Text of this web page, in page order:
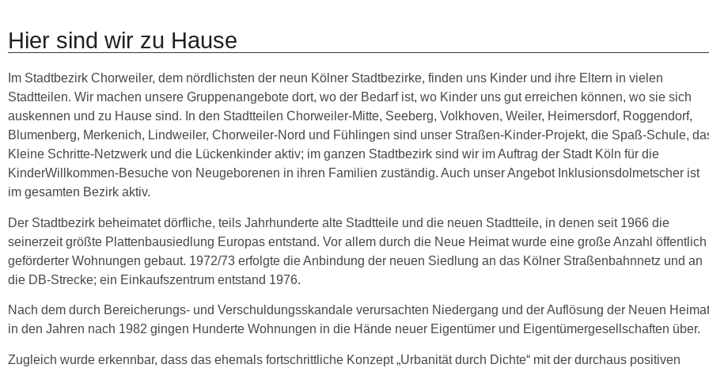
Hier sind wir zu Hause
Im Stadtbezirk Chorweiler, dem nördlichsten der neun Kölner Stadtbezirke, finden uns Kinder und ihre Eltern in vielen
Stadtteilen. Wir machen unsere Gruppenangebote dort, wo der Bedarf ist, wo Kinder uns gut erreichen können, wo sie sich
auskennen und zu Hause sind. In den Stadtteilen Chorweiler-Mitte, Seeberg, Volkhoven, Weiler, Heimersdorf, Roggendorf,
Blumenberg, Merkenich, Lindweiler, Chorweiler-Nord und Fühlingen sind unser Straßen-Kinder-Projekt, die Spaß-Schule,
Kleine Schritte-Netzwerk und die Lückenkinder aktiv; im ganzen Stadtbezirk sind wir im Auftrag der Stadt Köln für die
KinderWillkommen-Besuche von Neugeborenen in ihren Familien zuständig. Auch unser Angebot Inklusionsdolmetscher ist
im gesamten Bezirk aktiv.
Der Stadtbezirk beheimatet dörfliche, teils Jahrhunderte alte Stadtteile und die neuen Stadtteile, in denen seit 1966 die
seinerzeit größte Plattenbausiedlung Europas entstand. Vor allem durch die Neue Heimat wurde eine große Anzahl öffentlich
geförderter Wohnungen gebaut. 1972/73 erfolgte die Anbindung der neuen Siedlung an das Kölner Straßenbahnnetz und an
die DB-Strecke; ein Einkaufszentrum entstand 1976.
Nach dem durch Bereicherungs- und Verschuldungsskandale verursachten Niedergang und der Auflösung der Neuen Heimat
in den Jahren nach 1982 gingen Hunderte Wohnungen in die Hände neuer Eigentümer und Eigentümergesellschaften über.
Zugleich wurde erkennbar, dass das ehemals fortschrittliche Konzept „Urbanität durch Dichte“ mit der durchaus positiven